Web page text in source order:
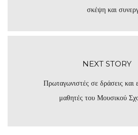
σκέψη και
NEXT STORY
Πρωταγωνιστές σε δράσεις και
μαθητές του Μουσικού